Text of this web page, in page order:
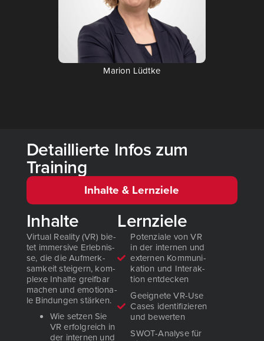
Mari­on Lüd­tke
Detaillierte Infos zum
Training
Inhalte & Lernziele
Inhalte
Vir­tu­al Rea­li­ty (VR) bie­
tet immersi­ve Erleb­nis­
se, die die Auf­merk­
sam­keit stei­gern, kom­
ple­xe Inhal­te greif­bar
machen und emo­tio­na­
le Bin­dun­gen stär­ken.
Wie set­zen Sie
VR erfolg­reich in
der inter­nen und
Lernziele
Poten­zia­le von VR
in der inter­nen und
exter­nen Kom­mu­ni­
ka­ti­on und Inter­ak­
ti­on ent­de­cken
Geeig­ne­te VR-Use
Cases iden­ti­fi­zie­ren
und bewer­ten
SWOT-Ana­ly­se für